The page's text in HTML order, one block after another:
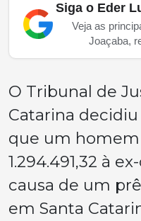
Siga o Eder
Veja as
Joaçaba,
O Tribunal de
Catarina
que um homem
1.294.491,32 à
causa de um
em Santa